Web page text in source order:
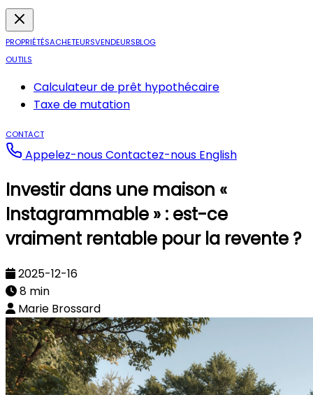
PROPRIÉTÉSACHETEURSVENDEURSBLOG
OUTILS
Calculateur de prêt hypothécaire
Taxe de mutation
CONTACT
Appelez-nousContactez-nous English
Investir dans une maison «
Instagrammable » : est-ce
vraiment rentable pour la revente ?
2025-12-16
8 min
Marie Brossard